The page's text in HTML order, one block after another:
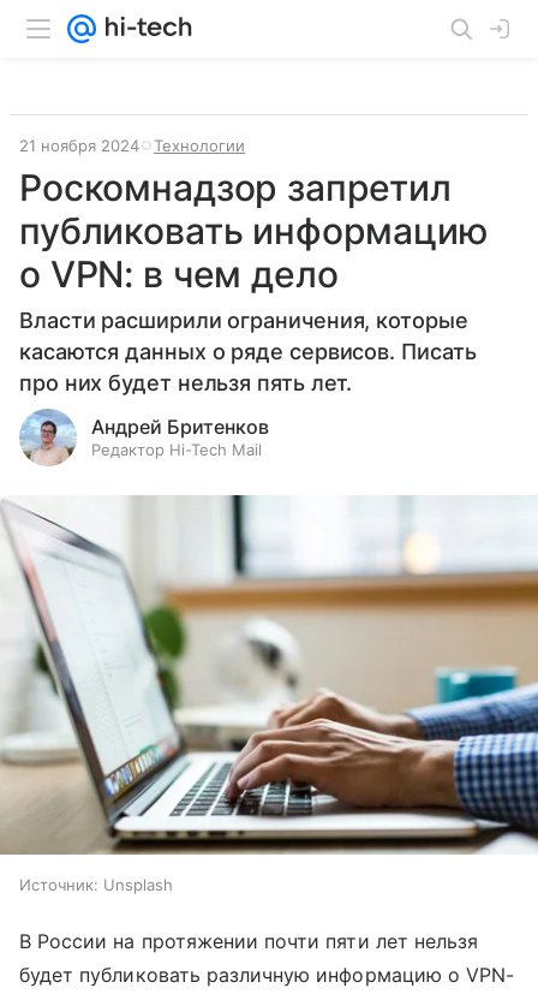
21 ноября 2024 Технологии
Роскомнадзор запретил
публиковать информацию
о VPN: в чем дело
Власти расширили ограничения, которые
касаются данных о ряде сервисов. Писать
про них будет нельзя пять лет.
Андрей Бритенков
Редактор Hi-Tech Mail
Источник: Unsplash
В России на протяжении почти пяти лет нельзя
будет публиковать различную информацию о VPN-